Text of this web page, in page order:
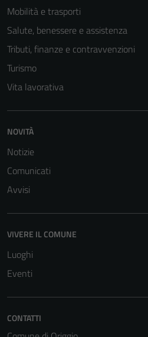
Mobilità e trasporti
Salute, benessere e assistenza
Tributi, finanze e contravvenzioni
Turismo
Vita lavorativa
NOVITÀ
Notizie
Comunicati
Avvisi
VIVERE IL COMUNE
Luoghi
Eventi
CONTATTI